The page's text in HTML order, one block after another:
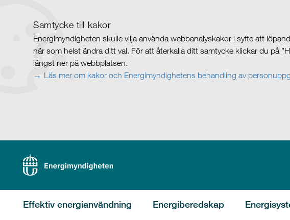
Samtycke till kakor
Energimyndigheten skulle vilja använda webbanalyskakor i syfte att
när som helst ändra ditt val. För att återkalla ditt samtycke klickar du på
längst ner på webbplatsen.
Läs mer om kakor och Energimyndighetens behandling av
Effektiv energianvändning Energiberedskap